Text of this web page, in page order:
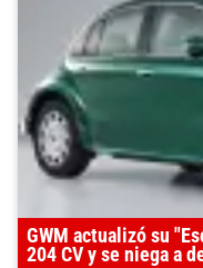
GWM actualizó su
204 CV y se niega a